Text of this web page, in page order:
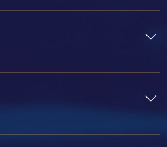
conclusão do curso.
quanto online.
featuring o guitarrista e